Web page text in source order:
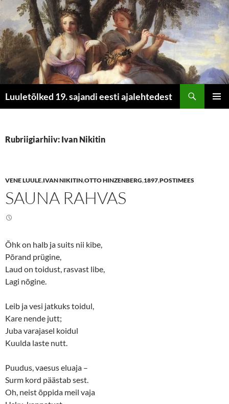
Luuletõlked 19. sajandi eesti ajalehtedest
Rubriigiarhiiv: Ivan Nikitin
VENE LUULE,IVAN NIKITIN,OTTO HINZENBERG,1897,POSTIMEES
SAUNA RAHVAS
Õhk on halb ja suits nii kibe,
Põrand prügine,
Laud on toidust, rasvast libe,
Lagi nõgine.
Leib ja vesi jatkuks toidul,
Kare nende jutt;
Juba varajasel koidul
Kuulda laste nutt.
Puudus, vaesus eluaja –
Surm kord päästab sest.
Oh, neist õppida meil vaja